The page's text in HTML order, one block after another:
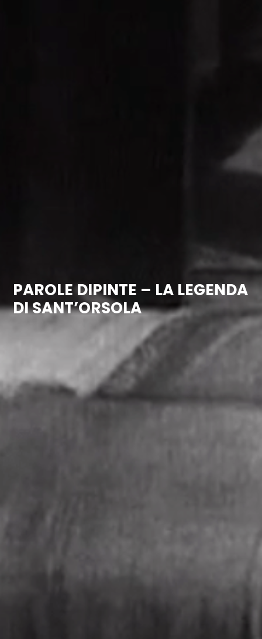
PAROLE DIPINTE – LA LEGENDA
DI SANT’ORSOLA